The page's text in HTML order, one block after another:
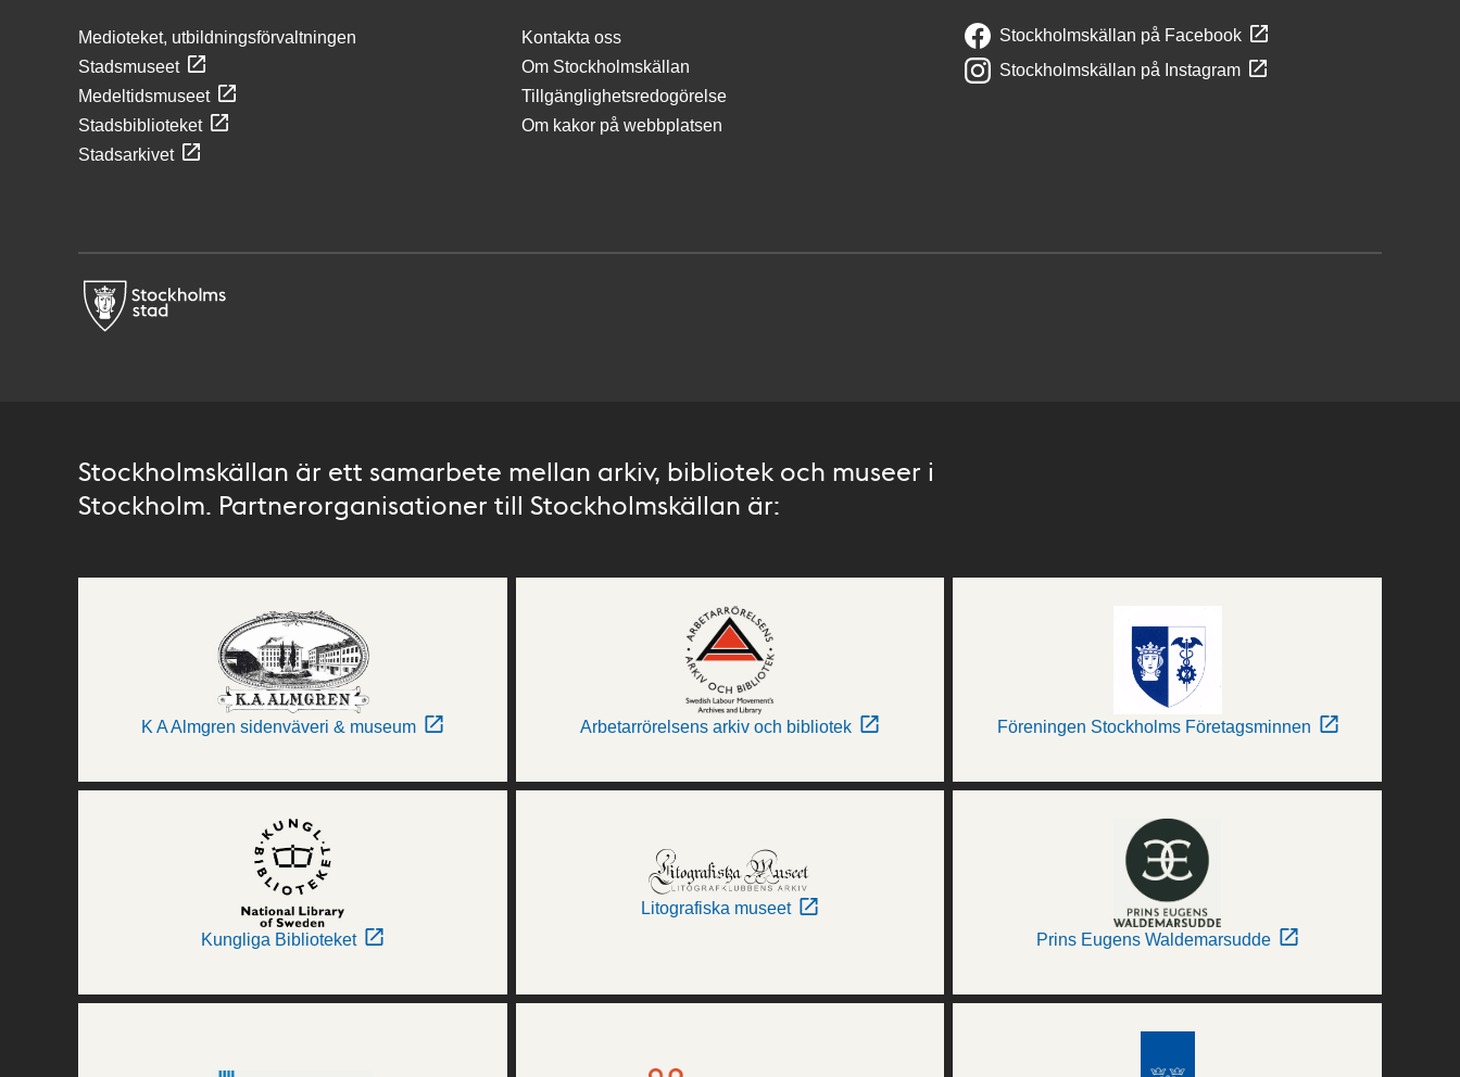
Medioteket, utbildningsförvaltningen
Stadsmuseet
Medeltidsmuseet
Stadsbiblioteket
Stadsarkivet
Kontakta oss
Om Stockholmskällan
Tillgänglighetsredogörelse
Om kakor på webbplatsen
Stockholmskällan på Facebook
Stockholmskällan på Instagram
Stockholmskällan är ett samarbete mellan arkiv, bibliotek och museer i
Stockholm. Partnerorganisationer till Stockholmskällan är:
K A Almgren sidenväveri & museum Arbetarrörelsens arkiv och bibliotek Föreningen Stockholms Företagsminnen
Kungliga Biblioteket
Litografiska museet
Prins Eugens Waldemarsudde